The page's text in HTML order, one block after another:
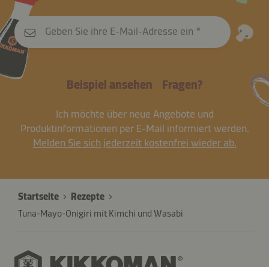
Geben Sie ihre E-Mail-Adresse ein
Beispiel ansehen Fragen?
Ich möchte über neue Angebote und
Produktinformationen per E-Mail informiert werden.
Melden Sie sich jederzeit kostenfrei wieder ab.
Startseite
Rezepte
Tuna-Mayo-Onigiri mit Kimchi und Wasabi